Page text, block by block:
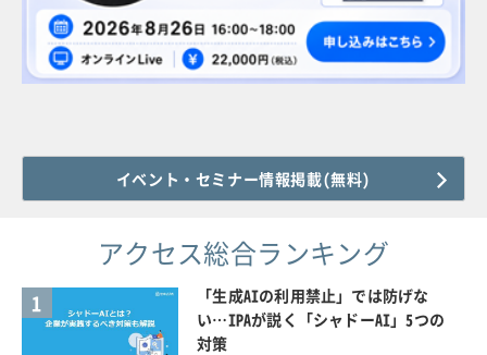
イベント・セミナー情報掲載(無料)
アクセス総合ランキング
1
「生成AIの利用禁止」では防げな
い…IPAが説く「シャドーAI」5つの
対策